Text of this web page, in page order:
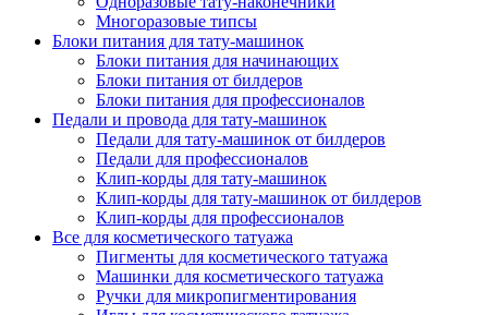
Многоразовые типсы
Блоки питания для тату-машинок
Блоки питания для начинающих
Блоки питания от билдеров
Блоки питания для профессионалов
Педали и провода для тату-машинок
Педали для тату-машинок от билдеров
Педали для профессионалов
Клип-корды для тату-машинок
Клип-корды для тату-машинок от билдеров
Клип-корды для профессионалов
Все для косметического татуажа
Пигменты для косметического татуажа
Машинки для косметического татуажа
Ручки для микропигментирования